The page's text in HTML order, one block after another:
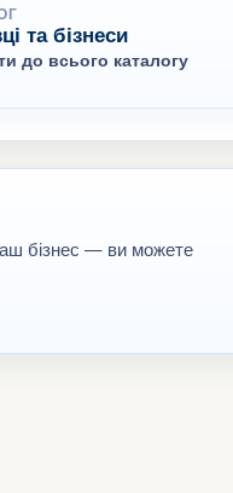
та бізнеси
до всього каталогу
бізнес — ви можете